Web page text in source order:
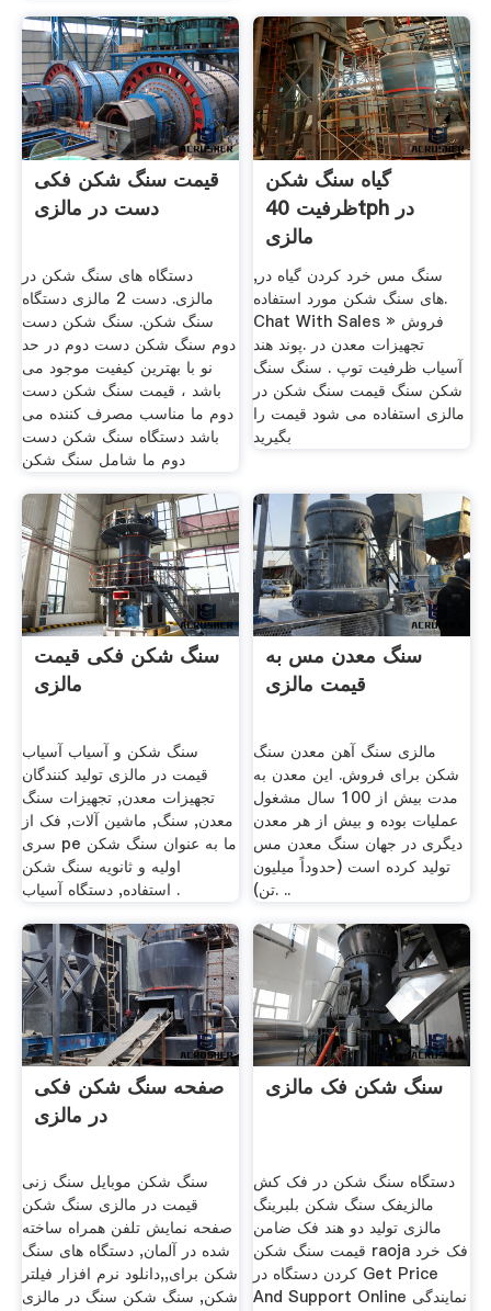
قیمت سنگ شکن فکی
دست در مالزی
دستگاه های سنگ شکن در
مالزی. دست 2 مالزی دستگاه
سنگ شکن. سنگ شکن دست
دوم سنگ شکن دست دوم در حد
نو با بهترین کیفیت موجود می
باشد ، قیمت سنگ شکن دست
دوم ما مناسب مصرف کننده می
باشد دستگاه سنگ شکن دست
دوم ما شامل سنگ شکن
گیاه سنگ شکن
ظرفیت 40tph در
مالزی
سنگ مس خرد کردن گیاه در,
های سنگ شکن مورد استفاده.
Chat With Sales » فروش
تجهیزات معدن در .پوند هند
آسیاب ظرفیت توپ . سنگ سنگ
شکن سنگ قیمت سنگ شکن در
مالزی استفاده می شود قیمت را
بگیرید
سنگ شکن فکی قیمت
مالزی
سنگ شکن و آسیاب آسیاب
قیمت در مالزی تولید کنندگان
تجهیزات معدن, تجهیزات سنگ
معدن, سنگ, ماشین آلات, فک از
سری pe ما به عنوان سنگ شکن
اولیه و ثانویه سنگ شکن
استفاده, دستگاه آسیاب .
سنگ معدن مس به
قیمت مالزی
مالزی سنگ آهن معدن سنگ
شکن برای فروش. این معدن به
مدت بیش از 100 سال مشغول
عملیات بوده و بیش از هر معدن
دیگری در جهان سنگ معدن مس
تولید کرده است (حدوداً میلیون
تن). ..
صفحه سنگ شکن فکی
در مالزی
سنگ شکن موبایل سنگ زنی
قیمت در مالزی سنگ شکن
صفحه نمایش تلفن همراه ساخته
شده در آلمان, دستگاه های سنگ
شکن برای,,دانلود نرم افزار فیلتر
شکن, سنگ شکن سنگ در مالزی
سنگ شکن فک مالزی
دستگاه سنگ شکن در فک کش
مالزیفک سنگ شکن بلبرینگ
مالزی تولید دو هند فک ضامن
قیمت سنگ شکن raoja فک خرد
کردن دستگاه در Get Price
And Support Online نمایندگی